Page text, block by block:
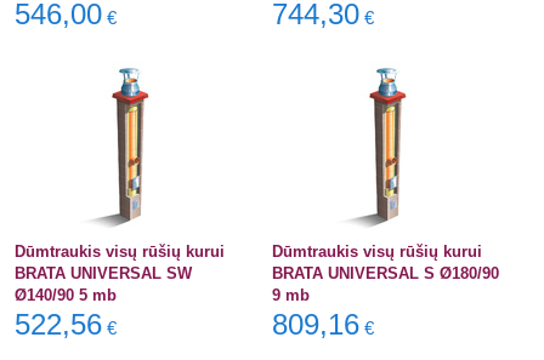
546,00 € 744,30 €
Dūmtraukis visų rūšių kurui
BRATA UNIVERSAL SW
Ø140/90 5 mb
522,56 €
Dūmtraukis visų rūšių kurui
BRATA UNIVERSAL S Ø180/90
9 mb
809,16 €